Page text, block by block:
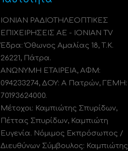
ΙΟΝΙΑΝ ΡΑΔΙΟΤΗΛΕΟΠΤΙΚΕΣ
ΕΠΙΧΕΙΡΗΣΕΙΣ ΑΕ - IONIAN TV
Έδρα: Όθωνος Αμαλίας 18, Τ.Κ.
26221, Πάτρα.
ΑΝΩΝΥΜΗ ΕΤΑΙΡΕΙΑ, ΑΦΜ:
094233274, ΔΟΥ: A Πατρών, ΓΕΜΗ:
70193624000.
Μέτοχοι: Καμπιώτης Σπυρίδων,
Πέττας Σπυρίδων, Καμπιώτη
Ευγενία. Νόμιμος Εκπρόσωπος /
Διευθύνων Σύμβουλος: Καμπιώτης